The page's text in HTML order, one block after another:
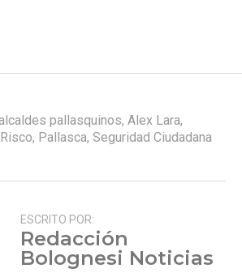
pallasquinos, Alex Lara,
, Pallasca, Seguridad Ciudadana
ESCRITO POR:
Redacción
Bolognesi Noticias